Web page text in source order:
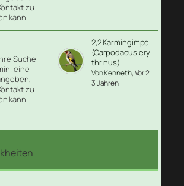
zu
kann.
Suche
eine
zu
kann.
2,2 Karmingimpel
(Carpodacus ery
thrinus)
Von Kenneth, Vor 2
3 Jahren